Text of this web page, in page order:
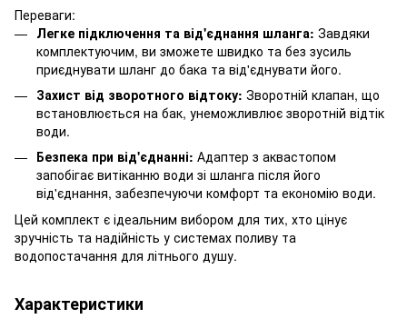
Переваги:
Легке підключення та від'єднання шланга: Завдяки
комплектуючим, ви зможете швидко та без зусиль
приєднувати шланг до бака та від'єднувати його.
Захист від зворотного відтоку: Зворотній клапан, що
встановлюється на бак, унеможливлює зворотній відтік
води.
Безпека при від'єднанні: Адаптер з аквастопом
запобігає витіканню води зі шланга після його
від'єднання, забезпечуючи комфорт та економію води.
Цей комплект є ідеальним вибором для тих, хто цінує
зручність та надійність у системах поливу та
водопостачання для літнього душу.
Характеристики